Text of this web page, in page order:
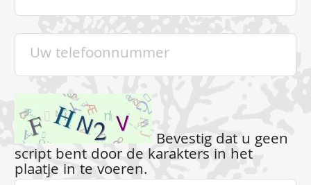
Bevestig dat u geen
script bent door de karakters in het
plaatje in te voeren.